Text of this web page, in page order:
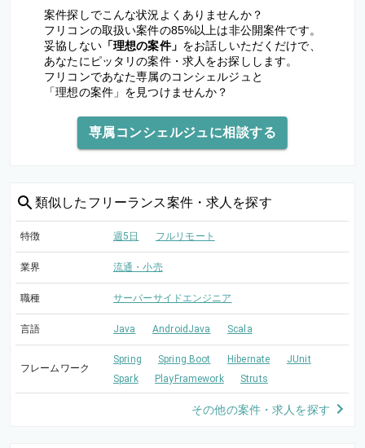
案件探しでこんな状況よくありませんか？
フリコンの取扱い案件の85%以上は非公開案件です。
妥協しない「理想の案件」 をお話しいただくだけで、
あなたにピッタリの案件・求人をお探しします。
フリコンであなた専属のコンシェルジュと
「理想の案件」を見つけませんか？
専属コンシェルジュに相談する
類似した フリーランス案件・求人を探す
特徴 週5日 フルリモート
業界 流通・小売
職種 サーバーサイドエンジニア
言語 Java AndroidJava Scala
フレームワーク
Spring Spring Boot Hibernate
JUnit
Spark
PlayFramework Struts
その他の案件・求人を探す